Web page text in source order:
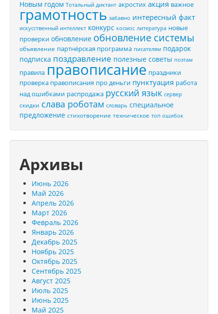
Новым годом Тотальный диктант акростих акция важное
грамотность забавно интересный факт
искусственный интеллект конкурс космос литература новые
проверки обновление обновление системы
объявление партнёрская программа писателям подарок
подписка поздравление полезные советы поэтам
правила правописание праздники
проверка правописания про деньги пунктуация работа
над ошибками распродажа русский язык сервер
скидки слава роботам словарь специальное
предложение стихотворение техническое топ ошибок
Архивы
Июнь 2026
Май 2026
Апрель 2026
Март 2026
Февраль 2026
Январь 2026
Декабрь 2025
Ноябрь 2025
Октябрь 2025
Сентябрь 2025
Август 2025
Июль 2025
Июнь 2025
Май 2025